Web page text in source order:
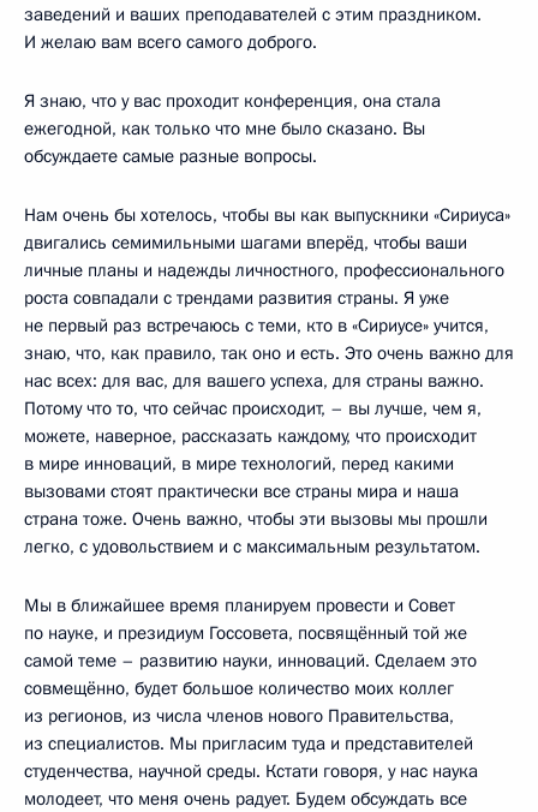
заведений и ваших преподавателей с этим праздником.
И желаю вам всего самого доброго.
Я знаю, что у вас проходит конференция, она стала
ежегодной, как только что мне было сказано. Вы
обсуждаете самые разные вопросы.
Нам очень бы хотелось, чтобы вы как выпускники «Сириуса»
двигались семимильными шагами вперёд, чтобы ваши
личные планы и надежды личностного, профессионального
роста совпадали с трендами развития страны. Я уже
не первый раз встречаюсь с теми, кто в «Сириусе» учится,
знаю, что, как правило, так оно и есть. Это очень важно для
нас всех: для вас, для вашего успеха, для страны важно.
Потому что то, что сейчас происходит, – вы лучше, чем я,
можете, наверное, рассказать каждому, что происходит
в мире инноваций, в мире технологий, перед какими
вызовами стоят практически все страны мира и наша
страна тоже. Очень важно, чтобы эти вызовы мы прошли
легко, с удовольствием и с максимальным результатом.
Мы в ближайшее время планируем провести и Совет
по науке, и президиум Госсовета, посвящённый той же
самой теме – развитию науки, инноваций. Сделаем это
совмещённо, будет большое количество моих коллег
из регионов, из числа членов нового Правительства,
из специалистов. Мы пригласим туда и представителей
студенчества, научной среды. Кстати говоря, у нас наука
молодеет, что меня очень радует. Будем обсуждать все